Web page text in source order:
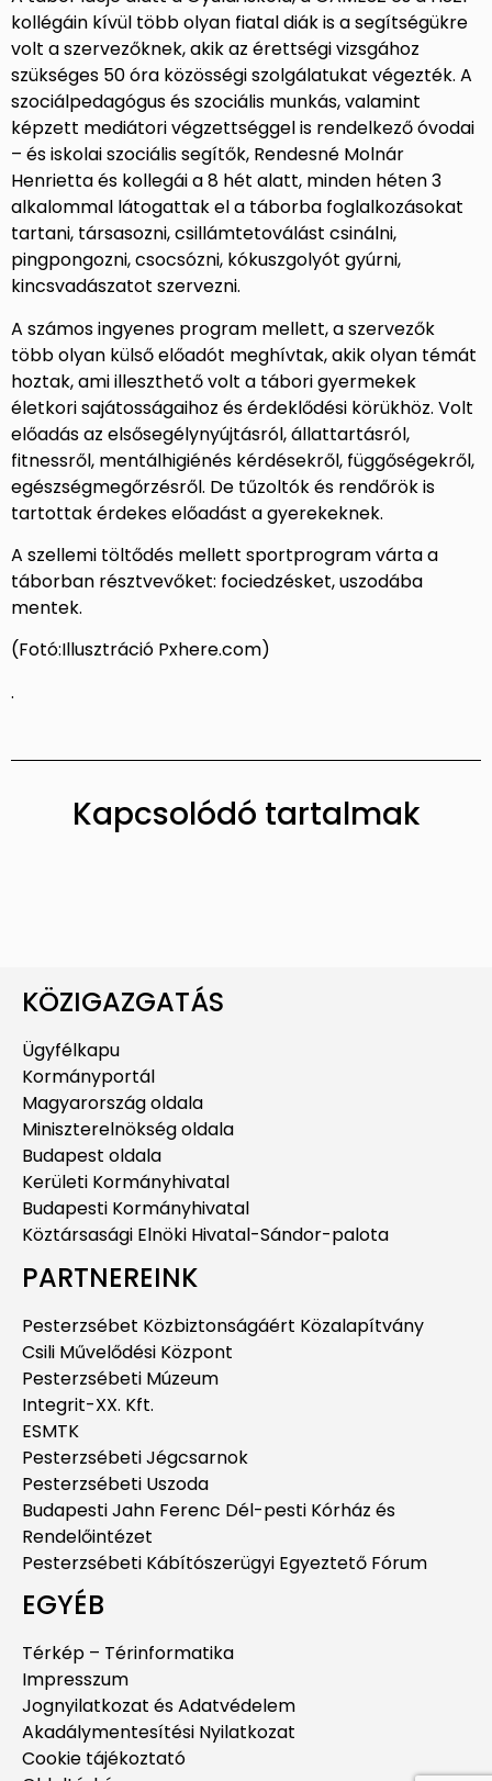
kollégáin kívül több olyan fiatal diák is a segítségükre
volt a szervezőknek, akik az érettségi vizsgához
szükséges 50 óra közösségi szolgálatukat végezték. A
szociálpedagógus és szociális munkás, valamint
képzett mediátori végzettséggel is rendelkező óvodai
– és iskolai szociális segítők, Rendesné Molnár
Henrietta és kollegái a 8 hét alatt, minden héten 3
alkalommal látogattak el a táborba foglalkozásokat
tartani, társasozni, csillámtetoválást csinálni,
pingpongozni, csocsózni, kókuszgolyót gyúrni,
kincsvadászatot szervezni.
A számos ingyenes program mellett, a szervezők
több olyan külső előadót meghívtak, akik olyan témát
hoztak, ami illeszthető volt a tábori gyermekek
életkori sajátosságaihoz és érdeklődési körükhöz. Volt
előadás az elsősegélynyújtásról, állattartásról,
fitnessről, mentálhigiénés kérdésekről, függőségekről,
egészségmegőrzésről. De tűzoltók és rendőrök is
tartottak érdekes előadást a gyerekeknek.
A szellemi töltődés mellett sportprogram várta a
táborban résztvevőket: fociedzésket, uszodába
mentek.
(Fotó:Illusztráció Pxhere.com)
.
Kapcsolódó tartalmak
KÖZIGAZGATÁS
Ügyfélkapu
Kormányportál
Magyarország oldala
Miniszterelnökség oldala
Budapest oldala
Kerületi Kormányhivatal
Budapesti Kormányhivatal
Köztársasági Elnöki Hivatal-Sándor-palota
PARTNEREINK
Pesterzsébet Közbiztonságáért Közalapítvány
Csili Művelődési Központ
Pesterzsébeti Múzeum
Integrit-XX. Kft.
ESMTK
Pesterzsébeti Jégcsarnok
Pesterzsébeti Uszoda
Budapesti Jahn Ferenc Dél-pesti Kórház és
Rendelőintézet
Pesterzsébeti Kábítószerügyi Egyeztető Fórum
EGYÉB
Térkép – Térinformatika
Impresszum
Jognyilatkozat és Adatvédelem
Akadálymentesítési Nyilatkozat
Cookie tájékoztató